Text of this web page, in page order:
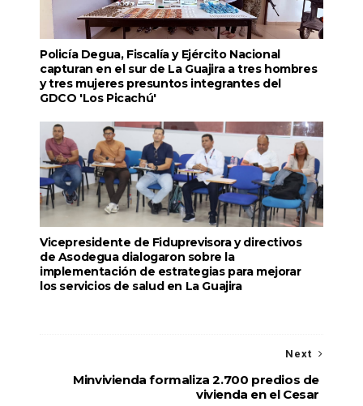
Policía Degua, Fiscalía y Ejército Nacional
capturan en el sur de La Guajira a tres hombres
y tres mujeres presuntos integrantes del
GDCO 'Los Picachú'
Vicepresidente de Fiduprevisora y directivos
de Asodegua dialogaron sobre la
implementación de estrategias para mejorar
los servicios de salud en La Guajira
Next
Minvivienda formaliza 2.700 predios de
vivienda en el Cesar